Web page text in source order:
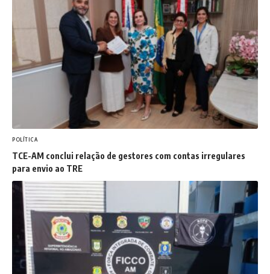
POLÍTICA
TCE-AM conclui relação de gestores com contas irregulares
para envio ao TRE